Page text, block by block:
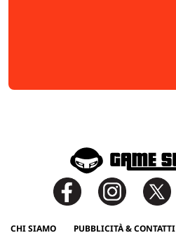
CHI SIAMO PUBBLICITÀ & CONTATTI